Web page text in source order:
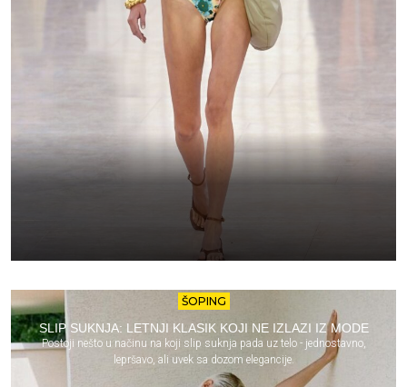
ŠOPING
SLIP SUKNJA: LETNJI KLASIK KOJI NE IZLAZI IZ MODE
Postoji nešto u načinu na koji slip suknja pada uz telo - jednostavno,
lepršavo, ali uvek sa dozom elegancije.